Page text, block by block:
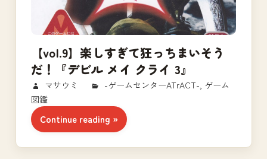
【vol.9】楽しすぎて狂っちまいそう
だ！『デビル メイ クライ 3』
2018/02/19
マサウミ -ゲームセンターATrACT- ゲーム
図鑑
Continue reading